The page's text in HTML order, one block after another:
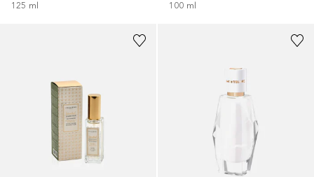
125 ml 100 ml